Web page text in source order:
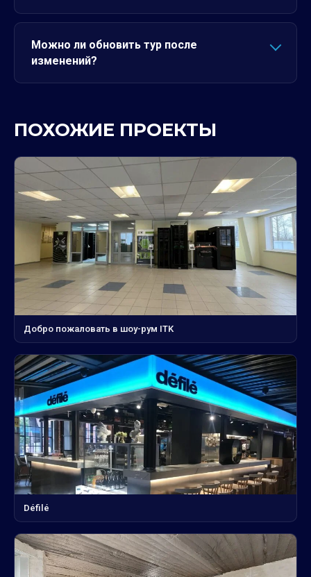
Можно ли обновить тур после
изменений?
ПОХОЖИЕ ПРОЕКТЫ
Добро пожаловать в шоу-рум ITK
Défilé